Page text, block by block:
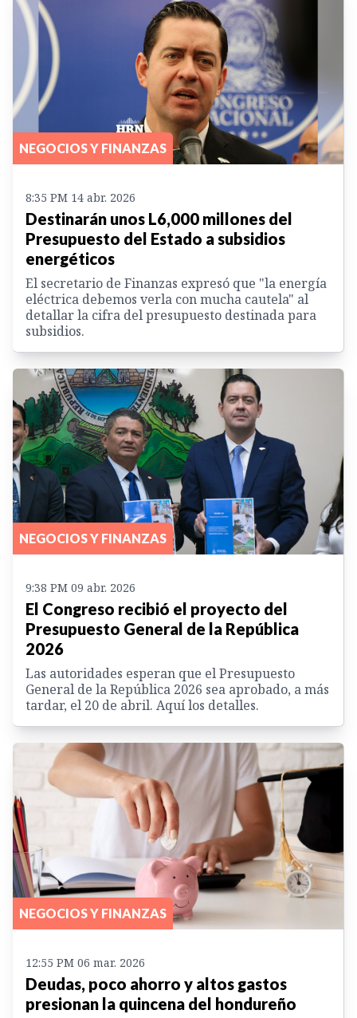
NEGOCIOS Y FINANZAS
8:35 PM 14 abr. 2026
Destinarán unos L6,000 millones del
Presupuesto del Estado a subsidios
energéticos
El secretario de Finanzas expresó que "la energía
eléctrica debemos verla con mucha cautela" al
detallar la cifra del presupuesto destinada para
subsidios.
NEGOCIOS Y FINANZAS
9:38 PM 09 abr. 2026
El Congreso recibió el proyecto del
Presupuesto General de la República
2026
Las autoridades esperan que el Presupuesto
General de la República 2026 sea aprobado, a más
tardar, el 20 de abril. Aquí los detalles.
NEGOCIOS Y FINANZAS
12:55 PM 06 mar. 2026
Deudas, poco ahorro y altos gastos
presionan la quincena del hondureño